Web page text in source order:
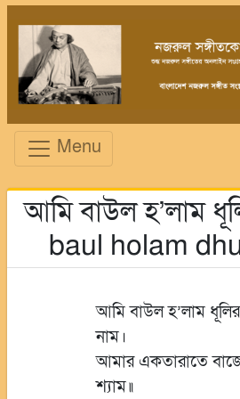
Menu
আমি বাউল হ’লাম
baul holam
আমি বাউল হ’লাম
নাম।
আমার একতারাতে
শ্যাম॥